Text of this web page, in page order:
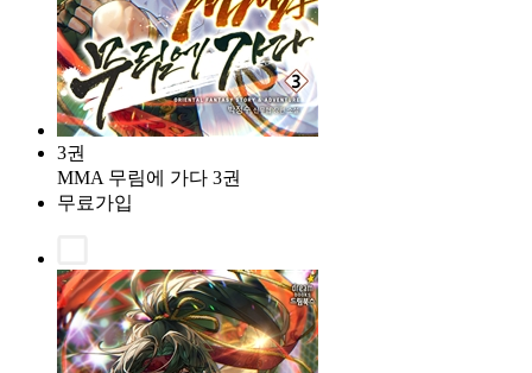
3권
MMA 무림에 가다 3권
무료가입